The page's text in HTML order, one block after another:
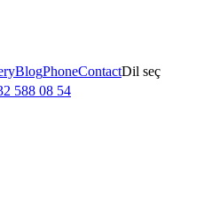
BlogPhoneContactDil seç
588 08 54